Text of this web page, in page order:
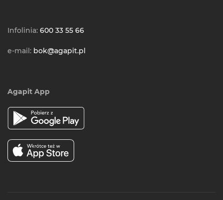
Infolinia: 600 33 55 66
e-mail: bok@agapit.pl
Agapit App